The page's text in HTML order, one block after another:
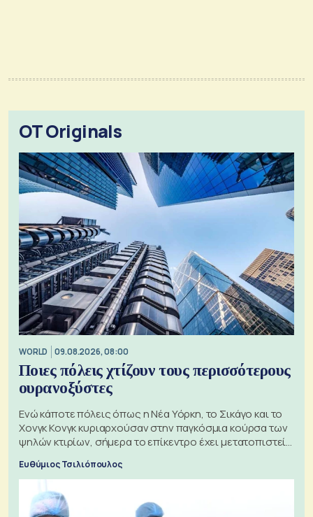
OT Originals
WORLD 09.08.2026, 08:00
Ποιες πόλεις χτίζουν τους περισσότερους
ουρανοξύστες
Ενώ κάποτε πόλεις όπως η Νέα Υόρκη, το Σικάγο και το
Χονγκ Κονγκ κυριαρχούσαν στην παγκόσμια κούρσα των
ψηλών κτιρίων, σήμερα το επίκεντρο έχει μετατοπιστεί
Ευθύμιος Τσιλιόπουλος